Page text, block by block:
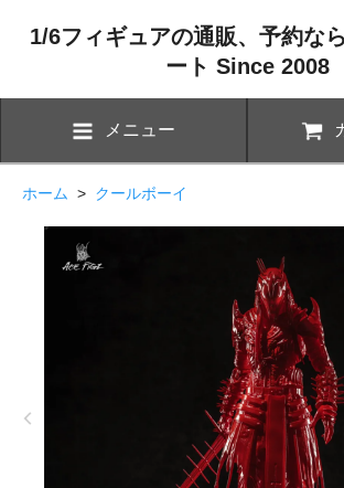
1/6フィギュアの通販、予約な
ート Since 2008
メニュー
ホーム > クールボーイ